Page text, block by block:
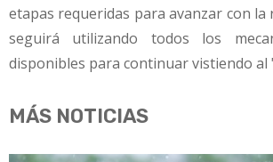
etapas requeridas para avanzar con la
seguirá utilizando todos los
disponibles para continuar vistiendo al
MÁS NOTICIAS